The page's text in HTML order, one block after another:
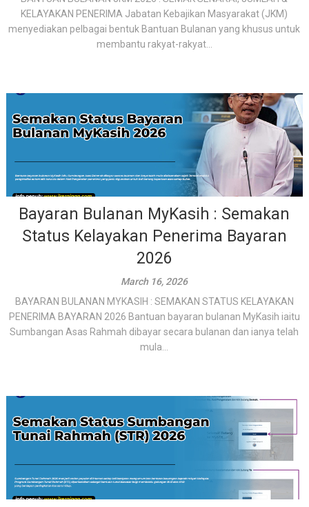
KELAYAKAN PENERIMA Jabatan Kebajikan Masyarakat (JKM)
menyediakan pelbagai bentuk Bantuan Bulanan yang khusus untuk
membantu rakyat-rakyat...
Bayaran Bulanan MyKasih : Semakan
Status Kelayakan Penerima Bayaran
2026
March 16, 2026
BAYARAN BULANAN MYKASIH : SEMAKAN STATUS KELAYAKAN
PENERIMA BAYARAN 2026 Bantuan bayaran bulanan MyKasih iaitu
Sumbangan Asas Rahmah dibayar secara bulanan dan ianya telah
mula...